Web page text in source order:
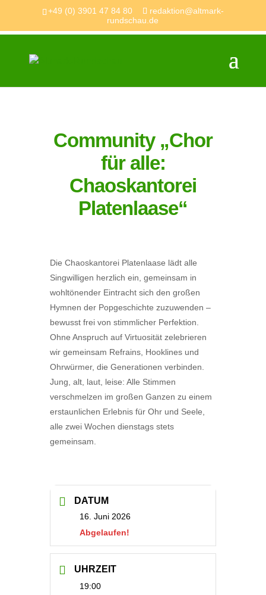
+49 (0) 3901 47 84 80
redaktion@altmark-
rundschau.de
Community „Chor
für alle:
Chaoskantorei
Platenlaase“
Die Chaoskantorei Platenlaase lädt alle
Singwilligen herzlich ein, gemeinsam in
wohltönender Eintracht sich den großen
Hymnen der Popgeschichte zuzuwenden –
bewusst frei von stimmlicher Perfektion.
Ohne Anspruch auf Virtuosität zelebrieren
wir gemeinsam Refrains, Hooklines und
Ohrwürmer, die Generationen verbinden.
Jung, alt, laut, leise: Alle Stimmen
verschmelzen im großen Ganzen zu einem
erstaunlichen Erlebnis für Ohr und Seele,
alle zwei Wochen dienstags stets
gemeinsam.
DATUM
16. Juni 2026
Abgelaufen!
UHRZEIT
19:00